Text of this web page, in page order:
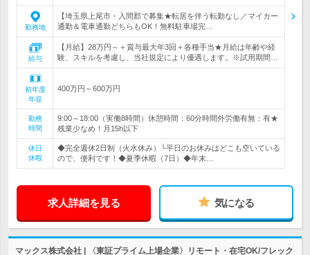
勤務地
【埼玉県上尾市・入間郡で募集★転居を伴う転勤なし／マイカー
通勤＆電車通勤どちらもOK！無料駐車場完…
給与
【月給】28万円～＋賞与最大年3回＋各種手当★月給は年齢や経
験、スキルを考慮し、当社規定により優遇します。※試用期間…
初年度
年収
400万円～600万円
勤務
時間
9:00～18:00（実働8時間）休憩時間：60分時間外労働有無：有★
残業少なめ！月15h以下
休日
休暇
◆完全週休2日制（火水休み）└平日のお休みはどこも空いている
ので、便利です！◆夏季休暇（7日）◆年末…
求人詳細を見る 気になる
マックス株式会社 | 〈東証プライム上場企業〉リモート・在宅OK/フレック